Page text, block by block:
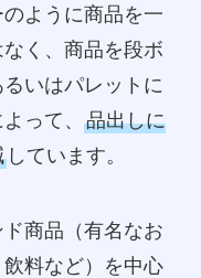
ように商品を一
く、商品を段ボ
いはパレットに
って、 品出しに
しています。
商品（有名なお
料など）を中心